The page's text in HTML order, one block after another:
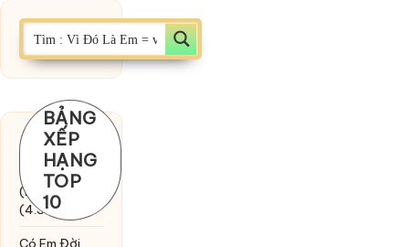
BẢNG
XẾP
HẠNG
TOP
10
Chờ một
tiếng yêu
(MinhTuan89)
(4.393)
Có Em Đời